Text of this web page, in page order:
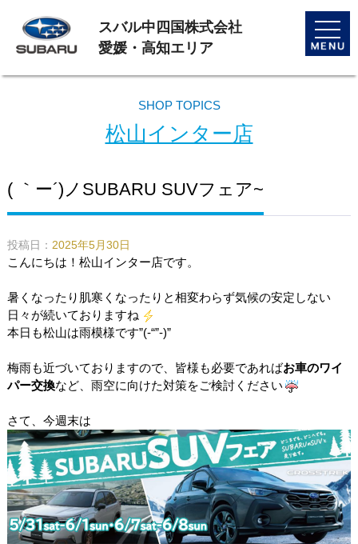
toggle
スバル中四国株式会社
愛媛・高知エリア
SHOP TOPICS
松山インター店
( ｀ー´)ノSUBARU SUVフェア~
投稿日： 2025年5月30日
こんにちは！松山インター店です。
暑くなったり肌寒くなったりと相変わらず気候の安定しない
日々が続いておりますね
本日も松山は雨模様です”(-“”-)”
梅雨も近づいておりますので、皆様も必要であればお車のワイ
パー交換など、雨空に向けた対策をご検討ください
さて、今週末は